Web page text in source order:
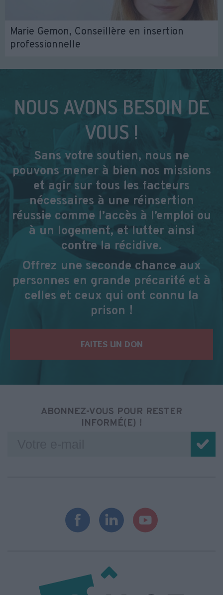
Marie Gemon, Conseillère en insertion
professionnelle
NOUS AVONS BESOIN DE
VOUS !
Sans votre soutien, nous ne
pouvons mener à bien nos missions
et agir sur tous les facteurs
nécessaires à une réinsertion
réussie comme l’accès à l’emploi ou
à un logement, et lutter ainsi
contre la récidive.
Offrez une seconde chance aux
personnes en grande précarité et à
celles et ceux qui ont connu la
prison !
FAITES UN DON
ABONNEZ-VOUS POUR RESTER
INFORMÉ(E) !